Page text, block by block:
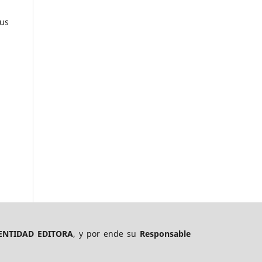
EDITORA, y por ende su Responsable